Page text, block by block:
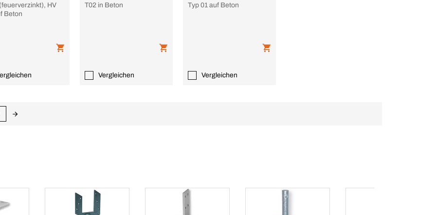
HV
Beton
T02 in Beton
Vergleichen
Typ 01 auf Beton
Vergleichen